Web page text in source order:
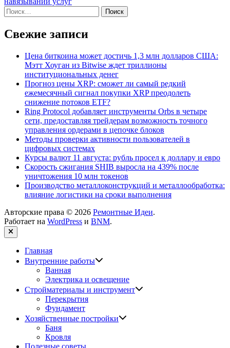
Найти:
Свежие записи
Цена биткоина может достичь 1,3 млн долларов США:
Мэтт Хоуган из Bitwise ждет триллионы
институциональных денег
Прогноз цены XRP: сможет ли самый редкий
ежемесячный сигнал покупки XRP преодолеть
снижение потоков ETF?
Ring Protocol добавляет инструменты Orbs в четыре
сети, предоставляя трейдерам возможность точного
управления ордерами в цепочке блоков
Методы проверки активности пользователей в
цифровых системах
Курсы валют 11 августа: рубль просел к доллару и евро
Скорость сжигания SHIB выросла на 439% после
уничтожения 10 млн токенов
Производство металлоконструкций и металлообработка:
влияние логистики на сроки выполнения
Авторские права © 2026 Ремонтные Идеи.
Работает на WordPress и BNM.
Закрыть
Главная
Внутренние работы
Ванная
Электрика и освещение
Стройматериалы и инструмент
Перекрытия
Фундамент
Хозяйственные постройки
Баня
Кровля
Полезные советы